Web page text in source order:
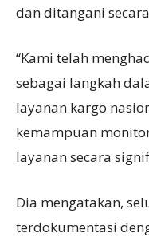
dan ditangani
“Kami telah
sebagai langkah
layanan kargo
kemampuan
layanan secara
Dia mengatakan,
terdokumentasi